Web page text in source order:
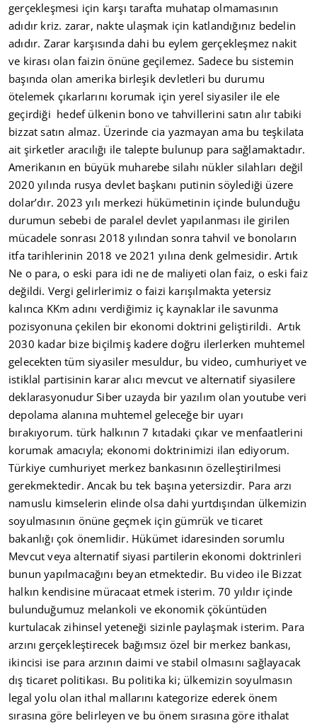
gerçekleşmesi için karşı tarafta muhatap olmamasının
adıdır kriz. zarar, nakte ulaşmak için katlandığınız bedelin
adıdır. Zarar karşısında dahi bu eylem gerçekleşmez nakit
ve kirası olan faizin önüne geçilemez. Sadece bu sistemin
başında olan amerika birleşik devletleri bu durumu
ötelemek çıkarlarını korumak için yerel siyasiler ile ele
geçirdiği hedef ülkenin bono ve tahvillerini satın alır tabiki
bizzat satın almaz. Üzerinde cia yazmayan ama bu teşkilata
ait şirketler aracılığı ile talepte bulunup para sağlamaktadır.
Amerikanın en büyük muharebe silahı nükler silahları değil
2020 yılında rusya devlet başkanı putinin söylediği üzere
dolar’dır. 2023 yılı merkezi hükümetinin içinde bulunduğu
durumun sebebi de paralel devlet yapılanması ile girilen
mücadele sonrası 2018 yılından sonra tahvil ve bonoların
itfa tarihlerinin 2018 ve 2021 yılına denk gelmesidir. Artık
Ne o para, o eski para idi ne de maliyeti olan faiz, o eski faiz
değildi. Vergi gelirlerimiz o faizi karışılmakta yetersiz
kalınca KKm adını verdiğimiz iç kaynaklar ile savunma
pozisyonuna çekilen bir ekonomi doktrini geliştirildi. Artık
2030 kadar bize biçilmiş kadere doğru ilerlerken muhtemel
gelecekten tüm siyasiler mesuldur, bu video, cumhuriyet ve
istiklal partisinin karar alıcı mevcut ve alternatif siyasilere
deklarasyonudur Siber uzayda bir yazılım olan youtube veri
depolama alanına muhtemel geleceğe bir uyarı
bırakıyorum. türk halkının 7 kıtadaki çıkar ve menfaatlerini
korumak amacıyla; ekonomi doktrinimizi ilan ediyorum.
Türkiye cumhuriyet merkez bankasının özelleştirilmesi
gerekmektedir. Ancak bu tek başına yetersizdir. Para arzı
namuslu kimselerin elinde olsa dahi yurtdışından ülkemizin
soyulmasının önüne geçmek için gümrük ve ticaret
bakanlığı çok önemlidir. Hükümet idaresinden sorumlu
Mevcut veya alternatif siyasi partilerin ekonomi doktrinleri
bunun yapılmacağını beyan etmektedir. Bu video ile Bizzat
halkın kendisine müracaat etmek isterim. 70 yıldır içinde
bulunduğumuz melankoli ve ekonomik çöküntüden
kurtulacak zihinsel yeteneği sizinle paylaşmak isterim. Para
arzını gerçekleştirecek bağımsız özel bir merkez bankası,
ikincisi ise para arzının daimi ve stabil olmasını sağlayacak
dış ticaret politikası. Bu politika ki; ülkemizin soyulmasın
legal yolu olan ithal mallarını kategorize ederek önem
sırasına göre belirleyen ve bu önem sırasına göre ithalat